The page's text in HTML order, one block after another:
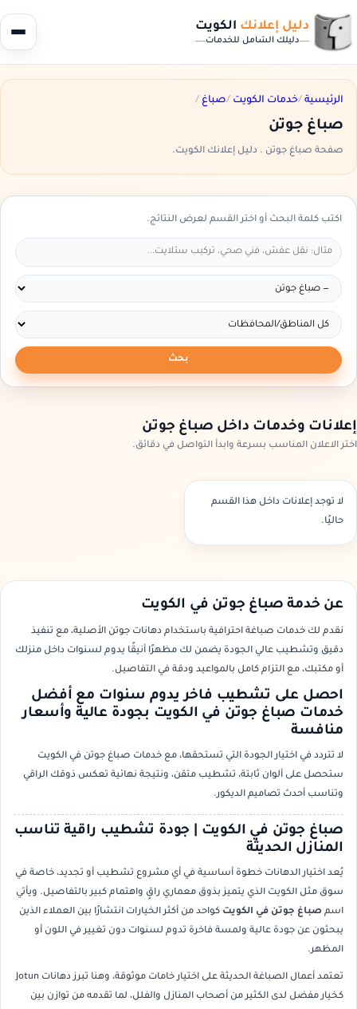
دليل إعلانك الكويت
دليلك الشامل للخدمات
الرئيسية /خدمات الكويت /صباغ /
صباغ جوتن
صفحة صباغ جوتن . دليل إعلانك الكويت.
اكتب كلمة البحث أو اختر القسم لعرض النتائج.
بحث
إعلانات وخدمات داخل صباغ جوتن
اختر الاعلان المناسب بسرعة وابدأ التواصل في دقائق.
لا توجد إعلانات داخل هذا القسم
حاليًا.
عن خدمة صباغ جوتن في الكويت
نقدم لك خدمات صباغة احترافية باستخدام دهانات جوتن الأصلية، مع تنفيذ
دقيق وتشطيب عالي الجودة يضمن لك مظهرًا أنيقًا يدوم لسنوات داخل منزلك
أو مكتبك، مع التزام كامل بالمواعيد ودقة في التفاصيل.
احصل على تشطيب فاخر يدوم سنوات مع أفضل
خدمات صباغ جوتن في الكويت بجودة عالية وأسعار
منافسة
لا تتردد في اختيار الجودة التي تستحقها، مع خدمات صباغ جوتن في الكويت
ستحصل على ألوان ثابتة، تشطيب متقن، ونتيجة نهائية تعكس ذوقك الراقي
وتناسب أحدث تصاميم الديكور.
صباغ جوتن في الكويت | جودة تشطيب راقية تناسب
المنازل الحديثة
يُعد اختيار الدهانات خطوة أساسية في أي مشروع تشطيب أو تجديد، خاصة في
سوق مثل الكويت الذي يتميز بذوق معماري راقٍ واهتمام كبير بالتفاصيل. ويأتي
اسم صباغ جوتن في الكويت كواحد من أكثر الخيارات انتشارًا بين العملاء الذين
يبحثون عن جودة عالية ولمسة فاخرة تدوم لسنوات دون تغيير في اللون أو
المظهر.
تعتمد أعمال الصباغة الحديثة على اختيار خامات موثوقة، وهنا تبرز دهانات Jotun
كخيار مفضل لدى الكثير من أصحاب المنازل والفلل، لما تقدمه من توازن بين